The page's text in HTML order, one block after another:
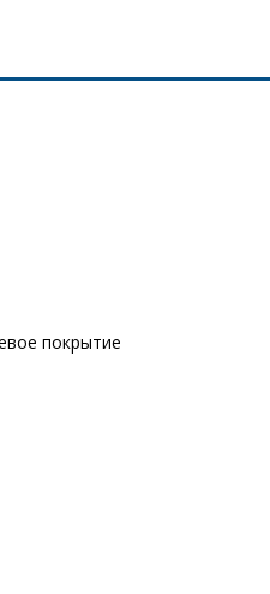
покрытие